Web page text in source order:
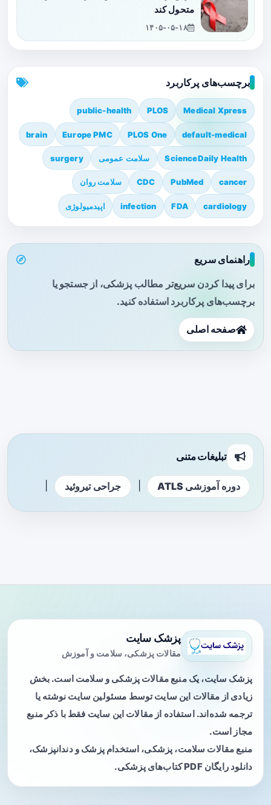
متحول کند
۱۴۰۵-۰۵-۱۸
برچسب‌های پرکاربرد
Medical Xpress
PLOS
public-health
default-medical
PLOS One
Europe PMC
brain
ScienceDaily Health سلامت عمومی surgery
cancer
PubMed
CDC سلامت روان
cardiology
FDA
infection اپیدمیولوژی
راهنمای سریع
برای پیدا کردن سریع‌تر مطالب پزشکی، از جستجو یا
برچسب‌های پرکاربرد استفاده کنید.
صفحه اصلی
تبلیغات متنی
دوره آموزشی ATLS جراحی تیروئید
پزشک سایت
مقالات پزشکی، سلامت و آموزش
پزشک سایت، یک منبع مقالات پزشکی و سلامت است. بخش
زیادی از مقالات این سایت توسط مسئولین سایت نوشته یا
ترجمه شده‌اند. استفاده از مقالات این سایت فقط با ذکر منبع
مجاز است.
منبع مقالات سلامت، پزشکی، استخدام پزشک و دندانپزشک،
دانلود رایگان PDF کتاب‌های پزشکی.